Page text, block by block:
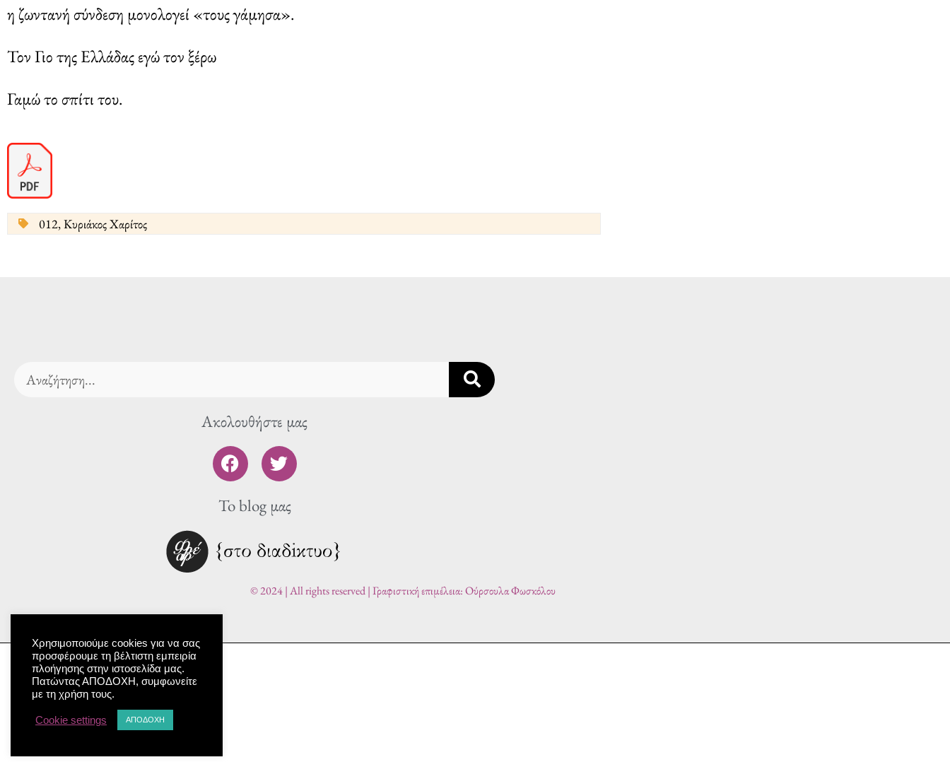
η ζωντανή σύνδεση μονολογεί «τους γάμησα».
Τον Γιο της Ελλάδας εγώ τον ξέρω
Γαμώ το σπίτι του.
012,Κυριάκος Χαρίτος
Search
Ακολουθήστε μας
F
a
c
e
o
o
T
w
i
t
e
r
To blog μας
© 2024 | All rights reserved | Γραφιστική επιμέλεια: Ούρσουλα Φωσκόλου
Χρησιμοποιούμε cookies για να σας
προσφέρουμε τη βέλτιστη εμπειρία
πλοήγησης στην ιστοσελίδα μας.
Πατώντας ΑΠΟΔΟΧΗ, συμφωνείτε
με τη χρήση τους.
Cookie settings ΑΠΟΔΟΧΗ